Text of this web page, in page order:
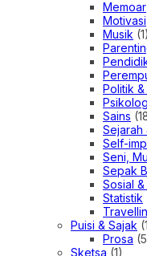
Memoar
Motivasi
Musik (1)
Politik &
Sains
Sejarah
Self-
Seni,
Sepak
Sosial
Statistik
Puisi & Sajak
Prosa
Sketsa (1)